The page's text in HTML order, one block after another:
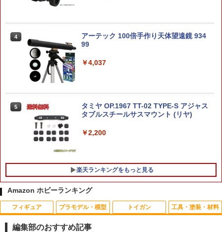
055501) バンダイスピリッツ(20181026)
omata(ニーア オートマタ) 完成品 可動
フィギュア スクウェア・エニックス(202
10924)
￥18,883
【当店独自で＋P10倍★要エントリー】
【中古】[FIG] PLAY ARTS改(プレイア
ーツ改) ヨルハ A型 二号 DX版 NieR: Aut
フィギュア スクウェア・エニックス(202
10924)
5
エクスクイジット スーパー 『攻殻機動
隊 STAND ALONE COMPLEX』 1/12 ア
クションフィギュア 草薙素子 バトルス
ーツVer. 【ESG0203】 (フィギュア)
4
【エントリー最大10倍＆3％クーポン】S
OTAC ナイロン製 RMR-Cタイプ コンパ
き ブラック （495）【あす楽】
SIDEARMS 東京マルイ Glock17純正フ
ル ステップリングフレーム ブラック フ
4
アーテック 100倍手作り天体望遠鏡 934
99
￥4,037
5
タミヤ OP.1967 TT-02 TYPE-S アジャス
タブルスチールサスマウント (リヤ)
￥2,200
楽天ランキングをもっと見る
Amazon ホビーランキング
フィギュア プラモデル・模型 トイガン 工具・塗装・材料
編集部のおすすめ記事